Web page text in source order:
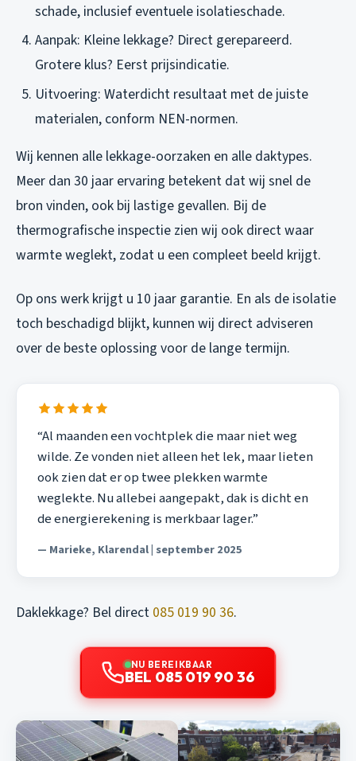
schade, inclusief eventuele isolatieschade.
Aanpak: Kleine lekkage? Direct gerepareerd.
Grotere klus? Eerst prijsindicatie.
Uitvoering: Waterdicht resultaat met de juiste
materialen, conform NEN-normen.
Wij kennen alle lekkage-oorzaken en alle daktypes.
Meer dan 30 jaar ervaring betekent dat wij snel de
bron vinden, ook bij lastige gevallen. Bij de
thermografische inspectie zien wij ook direct waar
warmte weglekt, zodat u een compleet beeld krijgt.
Op ons werk krijgt u 10 jaar garantie. En als de isolatie
toch beschadigd blijkt, kunnen wij direct adviseren
over de beste oplossing voor de lange termijn.
“Al maanden een vochtplek die maar niet weg
wilde. Ze vonden niet alleen het lek, maar lieten
ook zien dat er op twee plekken warmte
weglekte. Nu allebei aangepakt, dak is dicht en
de energierekening is merkbaar lager.”
— Marieke, Klarendal | september 2025
Daklekkage? Bel direct 085 019 90 36.
NU BEREIKBAAR
BEL 085 019 90 36